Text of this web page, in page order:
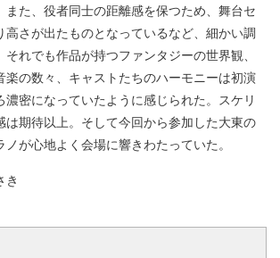
また、役者同士の距離感を保つため、舞台セ
高さが出たものとなっているなど、細かい調
れでも作品が持つファンタジーの世界観、
楽の数々、キャストたちのハーモニーは初演
濃密になっていたように感じられた。スケリ
は期待以上。そして今回から参加した大東の
が心地よく会場に響きわたっていた。
き